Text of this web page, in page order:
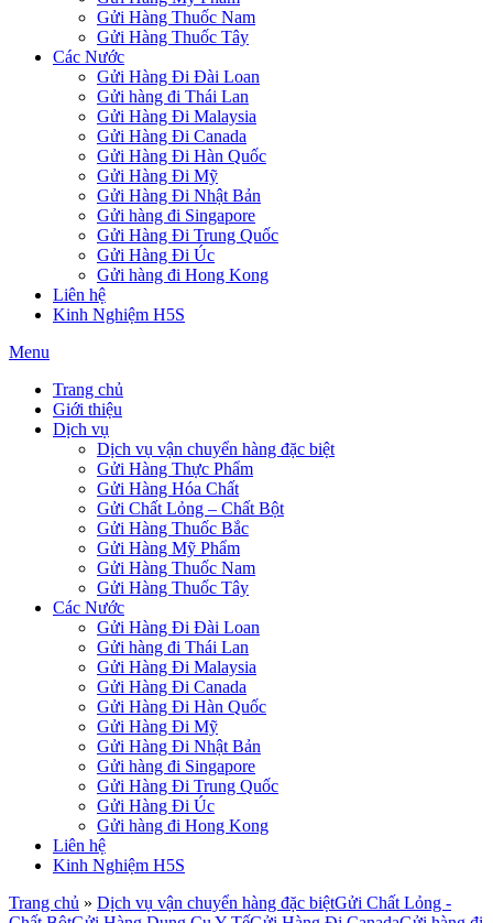
Gửi Hàng Thuốc Nam
Gửi Hàng Thuốc Tây
Các Nước
Gửi Hàng Đi Đài Loan
Gửi hàng đi Thái Lan
Gửi Hàng Đi Malaysia
Gửi Hàng Đi Canada
Gửi Hàng Đi Hàn Quốc
Gửi Hàng Đi Mỹ
Gửi Hàng Đi Nhật Bản
Gửi hàng đi Singapore
Gửi Hàng Đi Trung Quốc
Gửi Hàng Đi Úc
Gửi hàng đi Hong Kong
Liên hệ
Kinh Nghiệm H5S
Menu
Trang chủ
Giới thiệu
Dịch vụ
Dịch vụ vận chuyển hàng đặc biệt
Gửi Hàng Thực Phẩm
Gửi Hàng Hóa Chất
Gửi Chất Lỏng – Chất Bột
Gửi Hàng Thuốc Bắc
Gửi Hàng Mỹ Phẩm
Gửi Hàng Thuốc Nam
Gửi Hàng Thuốc Tây
Các Nước
Gửi Hàng Đi Đài Loan
Gửi hàng đi Thái Lan
Gửi Hàng Đi Malaysia
Gửi Hàng Đi Canada
Gửi Hàng Đi Hàn Quốc
Gửi Hàng Đi Mỹ
Gửi Hàng Đi Nhật Bản
Gửi hàng đi Singapore
Gửi Hàng Đi Trung Quốc
Gửi Hàng Đi Úc
Gửi hàng đi Hong Kong
Liên hệ
Kinh Nghiệm H5S
Trang chủ » Dịch vụ vận chuyển hàng đặc biệtGửi Chất Lỏng -